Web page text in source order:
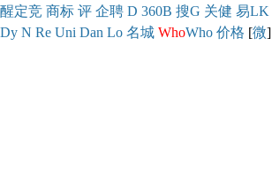
醒定竞 商标 评 企聘 D 360B 搜G 关健 易LK
Dy N Re Uni Dan Lo 名城 WhoWho 价格 [微]